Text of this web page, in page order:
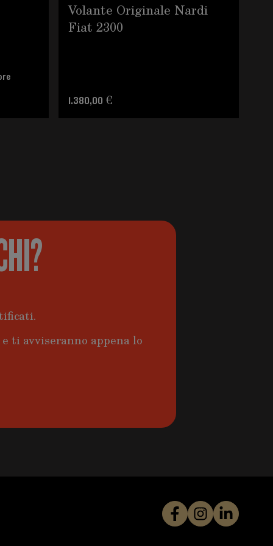
Volante Originale Nardi
Fiat 2300
1.380,00 €
ti avviseranno appena lo